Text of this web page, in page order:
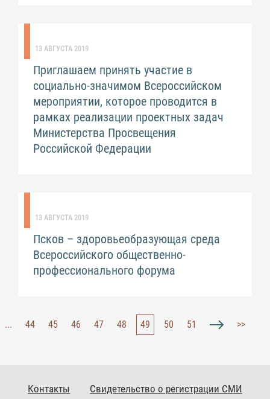
13 АВГУСТА 2019
Приглашаем принять участие в
социально-значимом Всероссийском
мероприятии, которое проводится в
рамках реализации проектных задач
Министерства Просвещения
Российской Федерации
13 АВГУСТА 2019
Псков – здоровьеобразующая среда
Всероссийского общественно-
профессионального форума
... 44 45 46 47 48 49 50 51 >>
Контакты Свидетельство о регистрации СМИ